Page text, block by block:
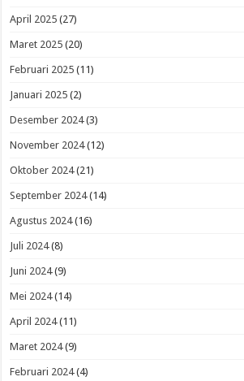
April 2025 (27)
Maret 2025 (20)
Februari 2025 (11)
Januari 2025 (2)
Desember 2024(3)
November 2024(12)
Oktober 2024(21)
September 2024(14)
Agustus 2024(16)
Juli 2024(8)
Juni 2024(9)
Mei 2024(14)
April 2024(11)
Maret 2024(9)
Februari 2024(4)